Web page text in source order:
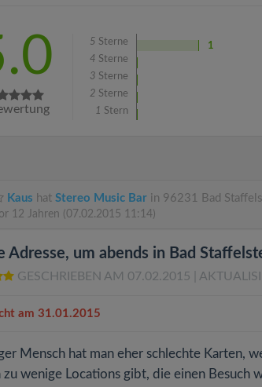
5 Sterne
1
4 Sterne
3 Sterne
2 Sterne
1 Stern
Kaus hat Stereo Music Bar in 96231 Bad
12 Jahren (07.02.2015 11:14)
Adresse, um abends in Bad
GESCHRIEBEN AM 07.02.2015 |
am 31.01.2015
Mensch hat man eher schlechte Karten,
zu wenige Locations gibt, die einen Besuch